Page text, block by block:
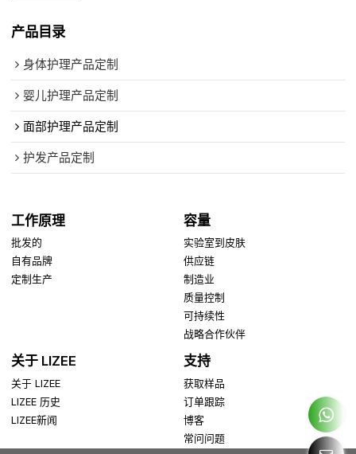
产品目录
身体护理产品定制
婴儿护理产品定制
面部护理产品定制
护发产品定制
工作原理
批发的
自有品牌
定制生产
容量
实验室到皮肤
供应链
制造业
质量控制
可持续性
战略合作伙伴
关于 LIZEE
关于 LIZEE
LIZEE 历史
LIZEE新闻
支持
获取样品
订单跟踪
博客
常问问题